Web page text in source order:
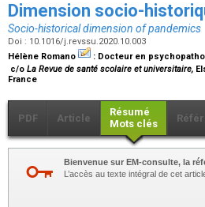
Dimension socio-
Socio-historical dimension of pandemics
Doi : 10.1016/j.revssu.2020.10.003
Hélène Romano
: Docteur en
c/o La Revue de santé scolaire et universitaire,
France
PDF Article
Résumé
Mots clés
Bienvenue sur EM-consulte, la
L’accès au texte intégral de cet